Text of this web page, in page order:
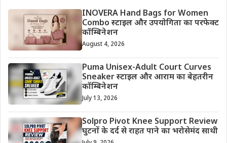
INOVERA Hand Bags for Women
Combo स्टाइल और उपयोगिता का परफेक्ट
कॉम्बिनेशन
August 4, 2026
Puma Unisex-Adult Court Curves
Sneaker स्टाइल और आराम का बेहतरीन
कॉम्बिनेशन
July 13, 2026
Solpro Pivot Knee Support Review
घुटनों के दर्द से राहत पाने का भरोसेमंद साथी